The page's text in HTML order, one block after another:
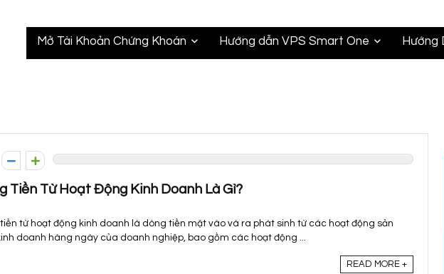
Mở Tài Khoản Chứng Khoán Hướng dẫn VPS Smart One Hướng
Tiền Từ Hoạt Động Kinh Doanh Là Gì?
tiền từ hoạt động kinh doanh là dòng tiền mặt vào và ra phát sinh từ các hoạt động sản
doanh hàng ngày của doanh nghiệp, bao gồm các hoạt động ...
READ MORE +